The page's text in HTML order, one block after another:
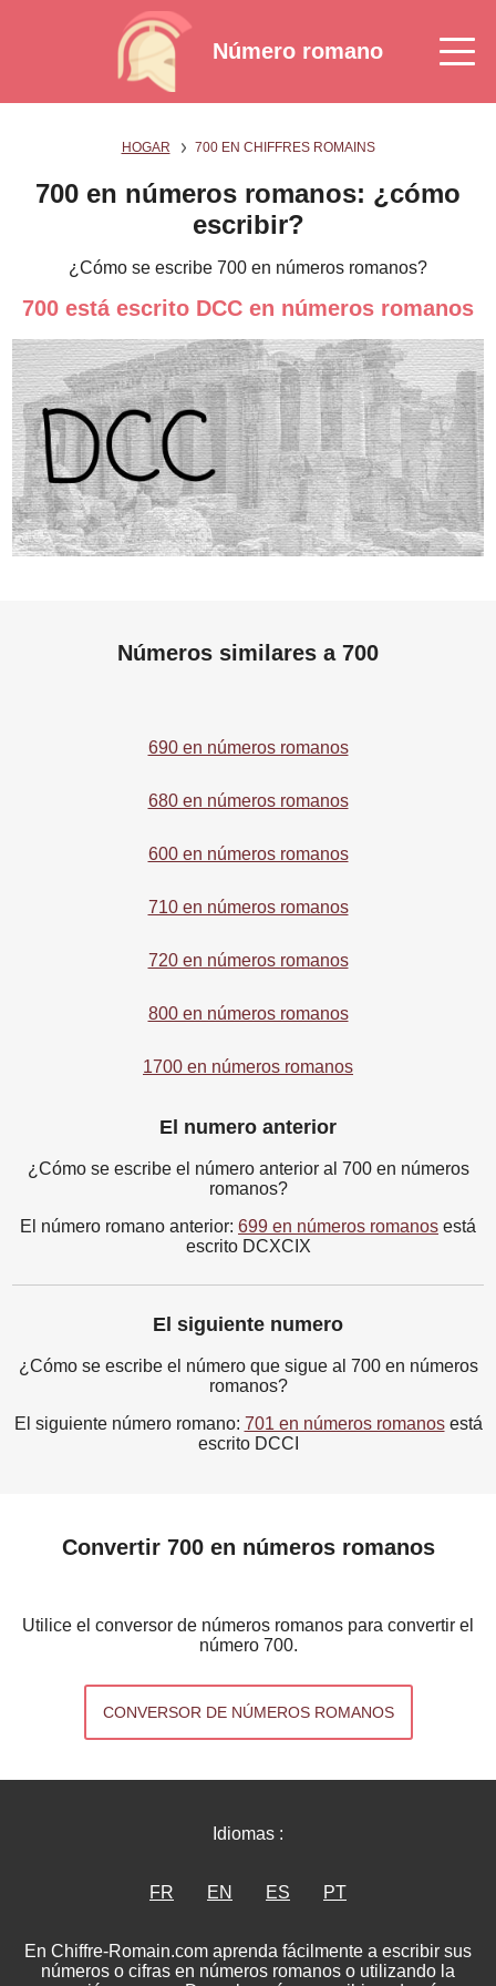
Número romano
HOGAR 700 EN CHIFFRES ROMAINS
700 en números romanos: ¿cómo
escribir?
¿Cómo se escribe 700 en números romanos?
700 está escrito DCC en números romanos
Números similares a 700
690 en números romanos
680 en números romanos
600 en números romanos
710 en números romanos
720 en números romanos
800 en números romanos
1700 en números romanos
El numero anterior
¿Cómo se escribe el número anterior al 700 en números
romanos?
El número romano anterior: 699 en números romanos está
escrito DCXCIX
El siguiente numero
¿Cómo se escribe el número que sigue al 700 en números
romanos?
El siguiente número romano: 701 en números romanosestá
escrito DCCI
Convertir 700 en números romanos
Utilice el conversor de números romanos para convertir el
número 700.
CONVERSOR DE NÚMEROS ROMANOS
Idiomas :
FR EN ES PT
En Chiffre-Romain.com aprenda fácilmente a escribir sus
números o cifras en números romanos o utilizando la